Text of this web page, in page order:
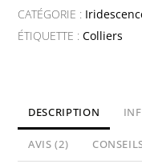
-
Collier
CATÉGORIE :
ÉTIQUETTE :Colliers
DESCRIPTION
AVIS (2)